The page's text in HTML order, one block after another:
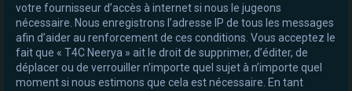
votre fournisseur d’accès à internet si nous le jugeons
nécessaire. Nous enregistrons l’adresse IP de tous les messages
afin d’aider au renforcement de ces conditions. Vous acceptez le
fait que « T4C Neerya » ait le droit de supprimer, d’éditer, de
déplacer ou de verrouiller n’importe quel sujet à n’importe quel
moment si nous estimons que cela est nécessaire. En tant